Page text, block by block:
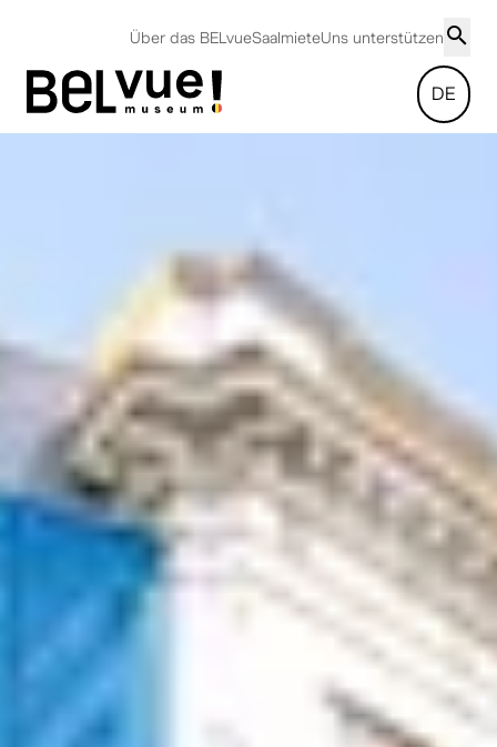
Über das BELvueSaalmieteUns unterstützen
DE